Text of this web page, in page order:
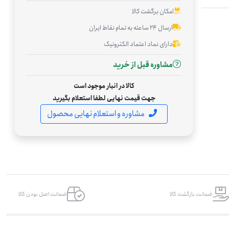
امکان برگشت کالا
ارسال ۲۴ ساعته به تمام نقاط ایران
دارای نماد اعتماد الکترونیک
مشاوره قبل از خرید
کالا در انبار موجود است
جهت قیمت نهایی لطفا استعلام بگیرید
مشاوره و استعلام نهایی محصول
ضمانت بازگشت کالا ضمانت اصل بودن کالا